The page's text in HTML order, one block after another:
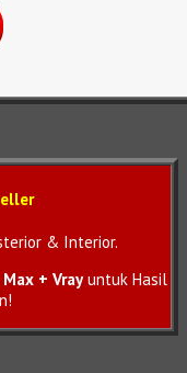
& Interior.
+ Vrayuntuk Hasil